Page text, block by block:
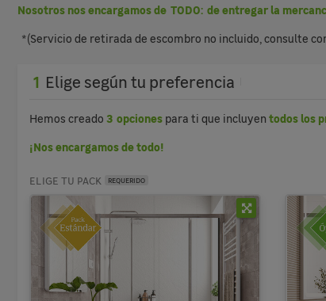
Nosotros nos encargamos de TODO: de entregar la
*(Servicio de retirada de escombro no incluido, consulte
1 Elige según tu preferencia
Hemos creado 3 opciones para ti que incluyen todos los
¡Nos encargamos de todo!
ELIGE TU PACK REQUERIDO